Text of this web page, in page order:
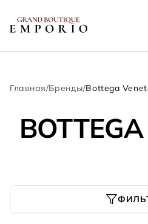
Главная/Бренды/Bottega